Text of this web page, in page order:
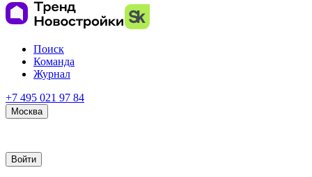
Поиск
Команда
Журнал
+7 495 021 97 84
Москва
Войти